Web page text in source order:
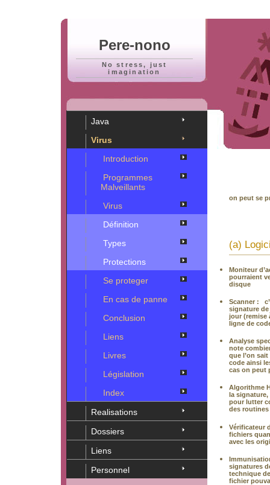
Pere-nono
No stress, just
imagination
Java
Virus
Introduction
Programmes
Malveillants
Virus
Définition
Types
Protections
Se proteger
En cas de panne
Conclusion
Liens
Livres
Législation
Index
Realisations
Dossiers
Liens
Personnel
on peut se
(a)
Moniteur
pourraient
disque
Scanner :
signature
jour (remise
ligne de
Analyse
note
que l’on
code ainsi
cas on peut
Algorithme
la
pour lutter
des
Vérificateur
fichiers
avec les
signatures
technique
fichier